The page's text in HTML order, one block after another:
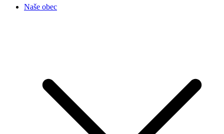
Naše obec